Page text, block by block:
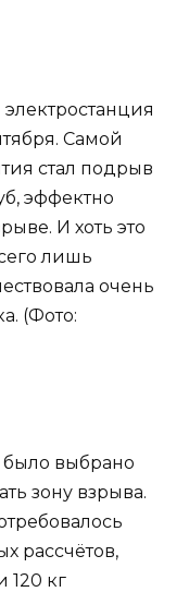
Самой
стал подрыв
эффектно
И хоть это
лишь
очень
(Фото:
было выбрано
зону взрыва.
рассчётов,
120 кг